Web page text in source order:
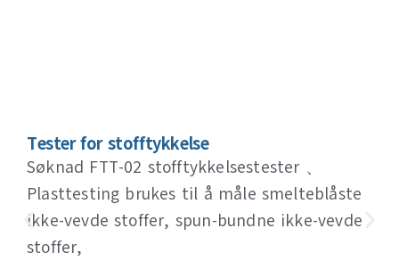
Tester for stofftykkelse
Søknad FTT-02 stofftykkelsestester 、
Plasttesting brukes til å måle smelteblåste
ikke-vevde stoffer, spun-bundne ikke-vevde
stoffer,